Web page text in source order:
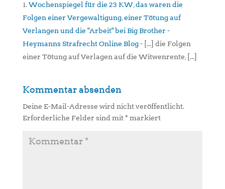
Wochenspiegel für die 23 KW, das waren die
Folgen einer Vergewaltigung, einer Tötung auf
Verlangen und die "Arbeit" bei Big Brother -
Heymanns Strafrecht Online Blog- [...] die Folgen
einer Tötung auf Verlagen auf die Witwenrente, [...]
Kommentar absenden
Deine E-Mail-Adresse wird nicht veröffentlicht.
Erforderliche Felder sind mit* markiert